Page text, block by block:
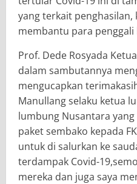
yang terkait
membantu para penggali
Prof. Dede Rosyada
dalam sambutannya
mengucapkan
Manullang selaku ketua
lumbung Nusantara
paket sembako kepada
untuk di salurkan ke
terdampak Covid-
mereka dan juga saya